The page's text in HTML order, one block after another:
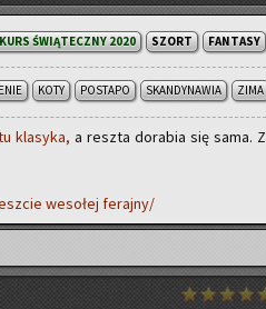
ŚWIĄTECZNY 2020 SZORT FANTASY
KOTY POSTAPO SKANDYNAWIA ZIMA
kla­sy­ka,a resz­ta do­ra­bia się sama. Z
we­so­łej fe­raj­ny/